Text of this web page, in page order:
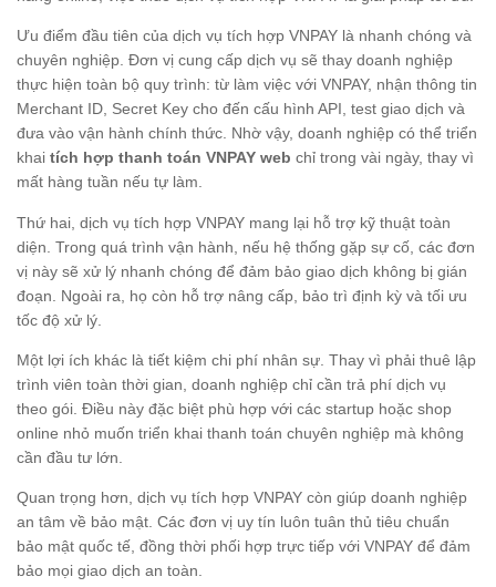
Ưu điểm đầu tiên của dịch vụ tích hợp VNPAY là nhanh chóng và
chuyên nghiệp. Đơn vị cung cấp dịch vụ sẽ thay doanh nghiệp
thực hiện toàn bộ quy trình: từ làm việc với VNPAY, nhận thông tin
Merchant ID, Secret Key cho đến cấu hình API, test giao dịch và
đưa vào vận hành chính thức. Nhờ vậy, doanh nghiệp có thể triển
khai tích hợp thanh toán VNPAY web chỉ trong vài ngày, thay vì
mất hàng tuần nếu tự làm.
Thứ hai, dịch vụ tích hợp VNPAY mang lại hỗ trợ kỹ thuật toàn
diện. Trong quá trình vận hành, nếu hệ thống gặp sự cố, các đơn
vị này sẽ xử lý nhanh chóng để đảm bảo giao dịch không bị gián
đoạn. Ngoài ra, họ còn hỗ trợ nâng cấp, bảo trì định kỳ và tối ưu
tốc độ xử lý.
Một lợi ích khác là tiết kiệm chi phí nhân sự. Thay vì phải thuê lập
trình viên toàn thời gian, doanh nghiệp chỉ cần trả phí dịch vụ
theo gói. Điều này đặc biệt phù hợp với các startup hoặc shop
online nhỏ muốn triển khai thanh toán chuyên nghiệp mà không
cần đầu tư lớn.
Quan trọng hơn, dịch vụ tích hợp VNPAY còn giúp doanh nghiệp
an tâm về bảo mật. Các đơn vị uy tín luôn tuân thủ tiêu chuẩn
bảo mật quốc tế, đồng thời phối hợp trực tiếp với VNPAY để đảm
bảo mọi giao dịch an toàn.